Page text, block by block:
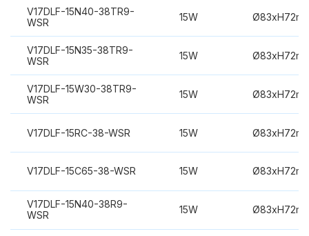
V17DLF-15N40-38TR9-
WSR
15W
V17DLF-15N35-38TR9-
WSR
15W
V17DLF-15W30-38TR9-
WSR
15W
V17DLF-15RC-38-WSR 15W
V17DLF-15C65-38-WSR 15W
V17DLF-15N40-38R9-
WSR
15W